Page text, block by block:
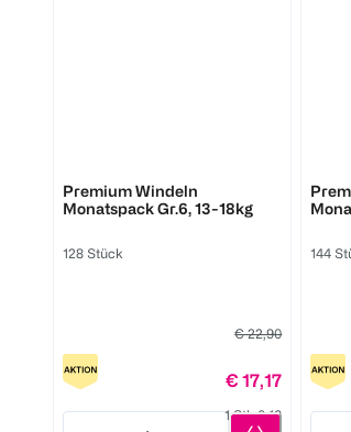
Premium Windeln
Monatspack Gr.6, 13-18kg
128 Stück
€ 22,90
€ 17,17
1 Stk 0,13
144